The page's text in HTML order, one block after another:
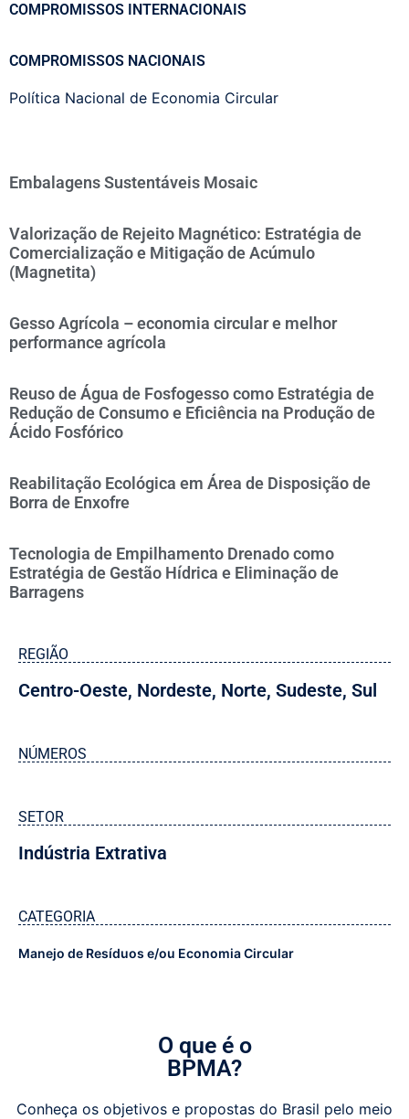
COMPROMISSOS INTERNACIONAIS
COMPROMISSOS NACIONAIS
Política Nacional de Economia Circular
Embalagens Sustentáveis Mosaic
Valorização de Rejeito Magnético: Estratégia de
Comercialização e Mitigação de Acúmulo
(Magnetita)
Gesso Agrícola – economia circular e melhor
performance agrícola
Reuso de Água de Fosfogesso como Estratégia de
Redução de Consumo e Eficiência na Produção de
Ácido Fosfórico
Reabilitação Ecológica em Área de Disposição de
Borra de Enxofre
Tecnologia de Empilhamento Drenado como
Estratégia de Gestão Hídrica e Eliminação de
Barragens
REGIÃO
Centro-Oeste, Nordeste, Norte, Sudeste, Sul
NÚMEROS
SETOR
Indústria Extrativa
CATEGORIA
Manejo de Resíduos e/ou Economia Circular
O que é o
BPMA?
Conheça os objetivos e propostas do Brasil pelo meio